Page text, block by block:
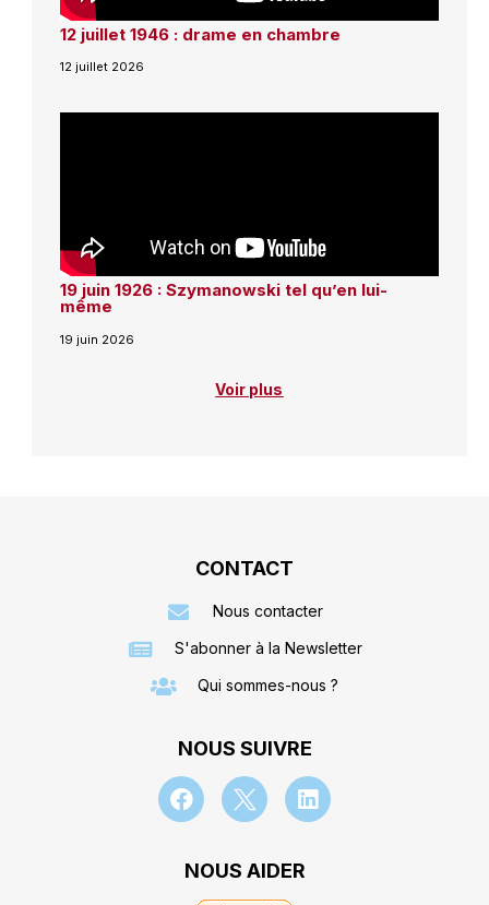
12 juillet 1946 : drame en chambre
12 juillet 2026
19 juin 1926 : Szymanowski tel qu’en lui-
même
19 juin 2026
Voir plus
CONTACT
Nous contacter
S'abonner à la Newsletter
Qui sommes-nous ?
NOUS SUIVRE
NOUS AIDER